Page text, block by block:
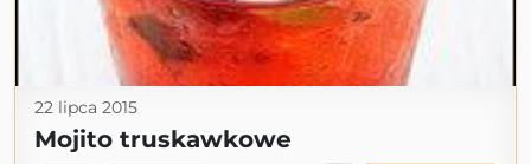
22 lipca 2015
Mojito truskawkowe